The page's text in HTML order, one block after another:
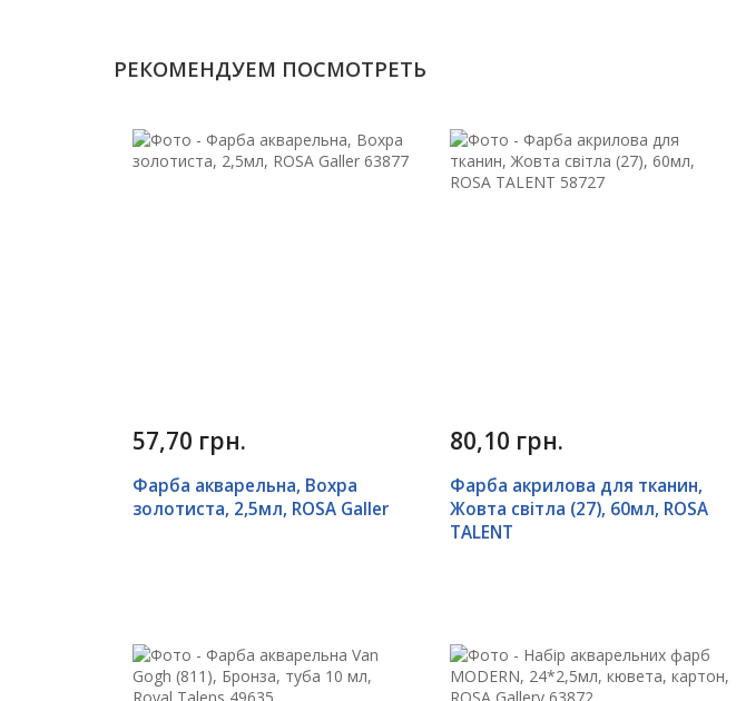
РЕКОМЕНДУЕМ ПОСМОТРЕТЬ
57,70 грн.
Фарба акварельна, Вохра
золотиста, 2,5мл, ROSA Galler
80,10 грн.
Фарба акрилова для тканин,
Жовта світла (27), 60мл, ROSA
TALENT